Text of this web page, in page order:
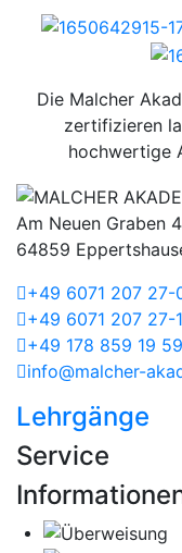
Die Malcher
zertifizieren
hochwertige
Am Neuen Graben 4
64859
+49 6071 207 27-
+49 6071 207 27-
+49 178 859 19 59
info@malcher-
Lehrgänge
Service